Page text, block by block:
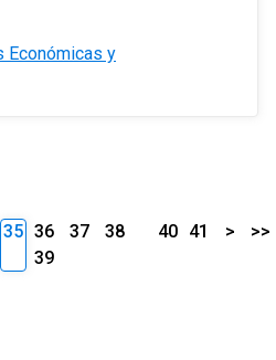
Económicas y
35 36 37
38
39
40 41 > >>